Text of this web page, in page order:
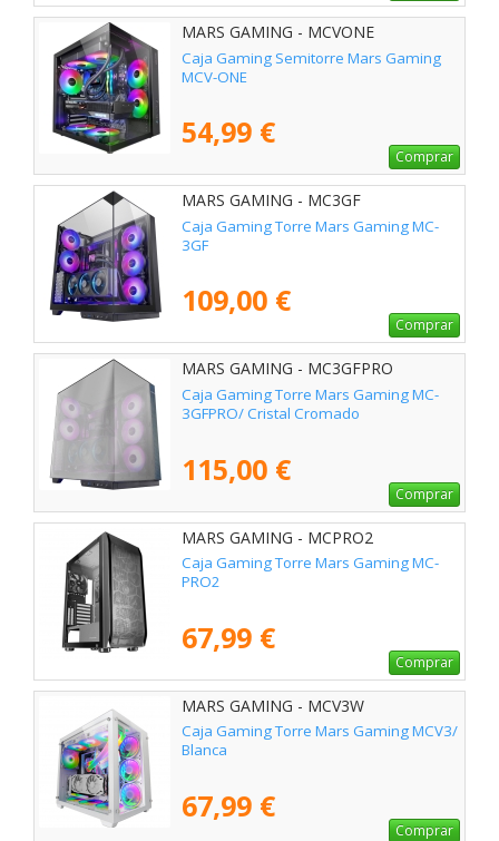
MARS GAMING - MCVONE
Caja Gaming Semitorre Mars Gaming
MCV-ONE
54,99 €
Comprar
MARS GAMING - MC3GF
Caja Gaming Torre Mars Gaming MC-
3GF
109,00 €
Comprar
MARS GAMING - MC3GFPRO
Caja Gaming Torre Mars Gaming MC-
3GFPRO/ Cristal Cromado
115,00 €
Comprar
MARS GAMING - MCPRO2
Caja Gaming Torre Mars Gaming MC-
PRO2
67,99 €
Comprar
MARS GAMING - MCV3W
Caja Gaming Torre Mars Gaming MCV3/
Blanca
67,99 €
Comprar